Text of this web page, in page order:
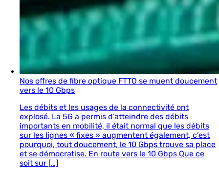
Nos offres de fibre optique FTTO se muent doucement
vers le 10 Gbps
Les débits et les usages de la connectivité ont
explosé. La 5G a permis d’atteindre des débits
importants en mobilité, il était normal que les débits
sur les lignes « fixes » augmentent également, c’est
pourquoi, tout doucement, le 10 Gbps trouve sa place
et se démocratise. En route vers le 10 Gbps Que ce
soit sur […]